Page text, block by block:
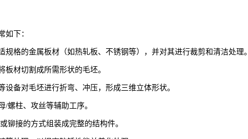
如下：
规格的金属板材（如热轧板、不锈钢等），并对其进行裁剪和清洁处理。
板材切割成所需形状的毛坯。
设备对毛坯进行折弯、冲压，形成三维立体形状。
螺柱、攻丝等辅助工序。
铆接的方式组装成完整的结构件。